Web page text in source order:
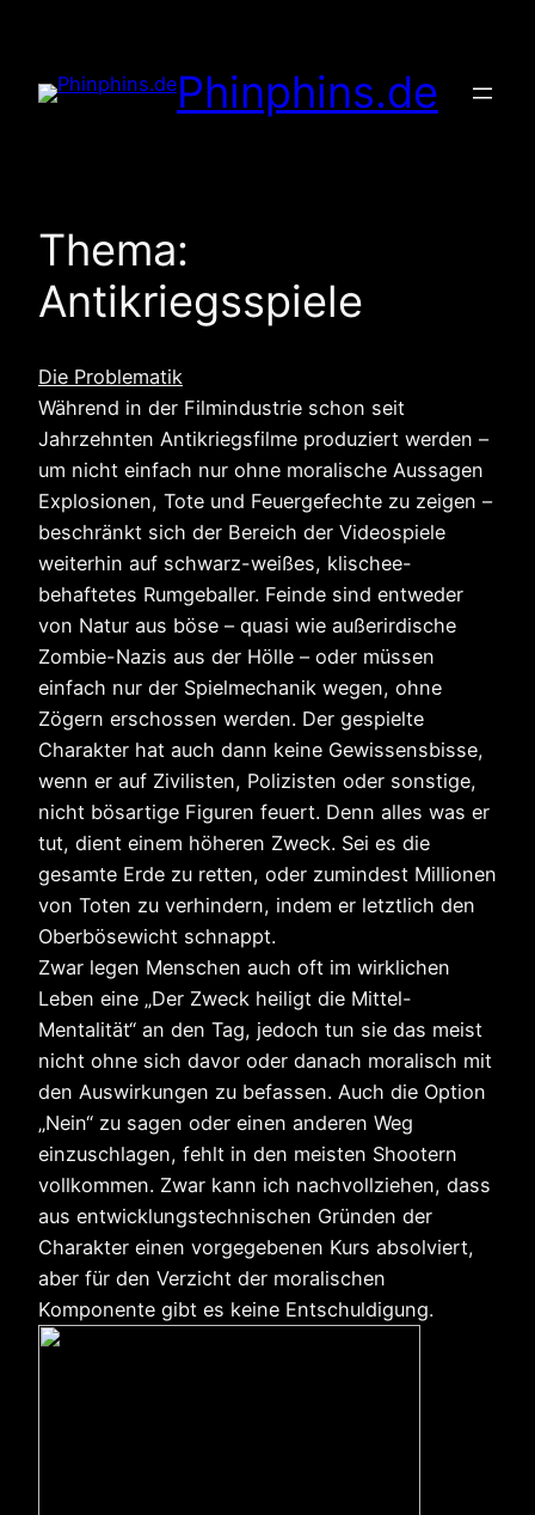
springen
Phinphins.de
Thema:
Antikriegsspiele
Die Problematik
Während in der Filmindustrie schon seit
Jahrzehnten Antikriegsfilme produziert werden –
um nicht einfach nur ohne moralische Aussagen
Explosionen, Tote und Feuergefechte zu zeigen –
beschränkt sich der Bereich der Videospiele
weiterhin auf schwarz-weißes, klischee-
behaftetes Rumgeballer. Feinde sind entweder
von Natur aus böse – quasi wie außerirdische
Zombie-Nazis aus der Hölle – oder müssen
einfach nur der Spielmechanik wegen, ohne
Zögern erschossen werden. Der gespielte
Charakter hat auch dann keine Gewissensbisse,
wenn er auf Zivilisten, Polizisten oder sonstige,
nicht bösartige Figuren feuert. Denn alles was er
tut, dient einem höheren Zweck. Sei es die
gesamte Erde zu retten, oder zumindest Millionen
von Toten zu verhindern, indem er letztlich den
Oberbösewicht schnappt.
Zwar legen Menschen auch oft im wirklichen
Leben eine „Der Zweck heiligt die Mittel-
Mentalität“ an den Tag, jedoch tun sie das meist
nicht ohne sich davor oder danach moralisch mit
den Auswirkungen zu befassen. Auch die Option
„Nein“ zu sagen oder einen anderen Weg
einzuschlagen, fehlt in den meisten Shootern
vollkommen. Zwar kann ich nachvollziehen, dass
aus entwicklungstechnischen Gründen der
Charakter einen vorgegebenen Kurs absolviert,
aber für den Verzicht der moralischen
Komponente gibt es keine Entschuldigung.